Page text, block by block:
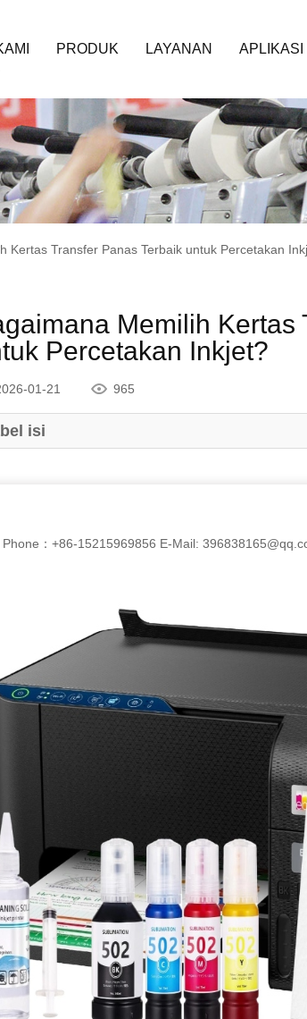
PRODUK LAYANAN APLIKASI
Kertas Transfer Panas Terbaik untuk Percetakan
Memilih Kertas
Percetakan Inkjet?
01-21 965
isi
Phone：+86-15215969856 E-Mail: